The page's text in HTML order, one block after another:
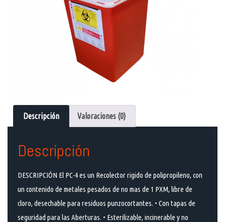
Descripción Valoraciones (0)
Descripción
DESCRIPCIÓN El PC-4 es un Recolector rigido de polipropileno, con
un contenido de metales pesados de no mas de 1 PXM, libre de
cloro, desechable para residuos punzocortantes. • Con tapas de
seguridad para las Aberturas. • Esterilizable, incinerable y no